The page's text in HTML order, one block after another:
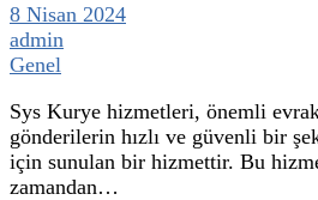
8 Nisan 2024
admin
Genel
Sys Kurye hizmetleri, önemli
gönderilerin hızlı ve güvenli bir
için sunulan bir hizmettir. Bu
zamandan…